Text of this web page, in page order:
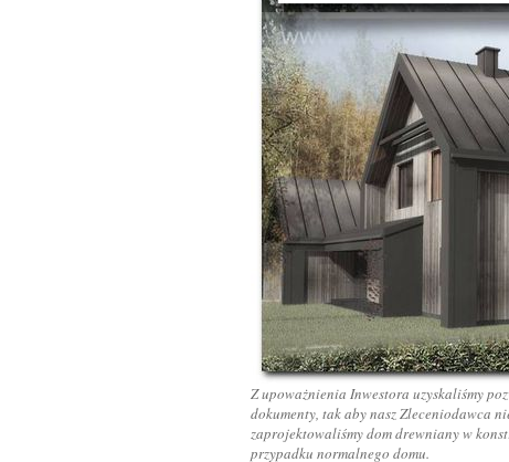
Z upoważnienia Inwestora uzyskaliśmy
dokumenty, tak aby nasz Zleceniodawca
zaprojektowaliśmy dom drewniany w
przypadku normalnego domu.